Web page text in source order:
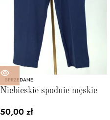
SPRZEDANE
Niebieskie spodnie męskie
50,00 zł